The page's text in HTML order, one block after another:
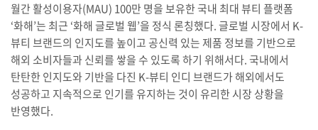
월간 활성이용자(MAU) 100만 명을 보유한 국내 최대 뷰티 플랫폼
‘화해’는 최근 ‘화해 글로벌 웹’을 정식 론칭했다. 글로벌 시장에서 K-
뷰티 브랜드의 인지도를 높이고 공신력 있는 제품 정보를 기반으로
해외 소비자들과 신뢰를 쌓을 수 있도록 하기 위해서다. 국내에서
탄탄한 인지도와 기반을 다진 K-뷰티 인디 브랜드가 해외에서도
성공하고 지속적으로 인기를 유지하는 것이 유리한 시장 상황을
반영했다.